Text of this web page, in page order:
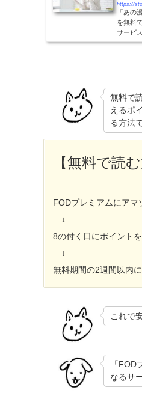
https://
「あの
を無料
サービ
題対象
無料で
えるポ
る方法
【無料で読む
FODプレミアムにアマ
↓
8の付く日にポイント
↓
無料期間の2週間以内
これで
「
なるサ